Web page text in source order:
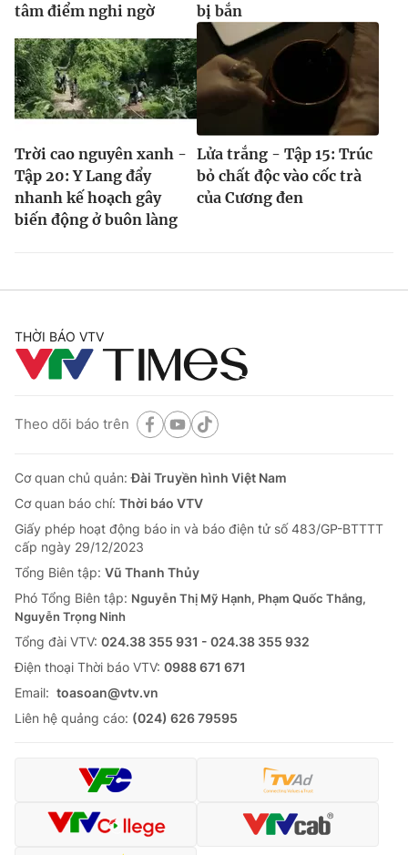
tâm điểm nghi ngờ
bị bắn
Trời cao nguyên xanh -
Tập 20: Y Lang đẩy
nhanh kế hoạch gây
biến động ở buôn làng
Lửa trắng - Tập 15: Trúc
bỏ chất độc vào cốc trà
của Cương đen
THỜI BÁO VTV
Theo dõi báo trên
Cơ quan chủ quản:Đài Truyền hình Việt Nam
Cơ quan báo chí: Thời báo VTV
Giấy phép hoạt động báo in và báo điện tử số 483/GP-BTTTT
cấp ngày 29/12/2023
Tổng Biên tập: Vũ Thanh Thủy
Phó Tổng Biên tập: Nguyễn Thị Mỹ Hạnh, Phạm Quốc Thắng,
Nguyễn Trọng Ninh
Tổng đài VTV: 024.38 355 931 - 024.38 355 932
Ðiện thoại Thời báo VTV: 0988 671 671
Email: toasoan@vtv.vn
Liên hệ quảng cáo: (024) 626 79595